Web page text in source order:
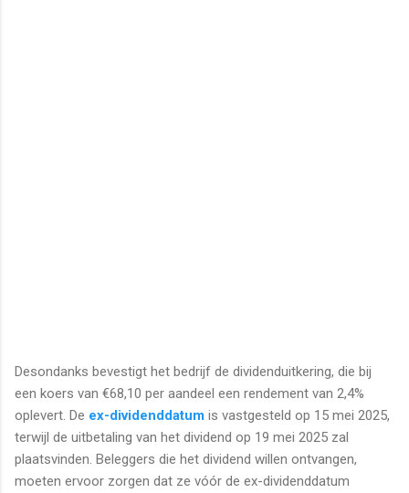
Desondanks bevestigt het bedrijf de dividenduitkering, die bij
een koers van €68,10 per aandeel een rendement van 2,4%
oplevert. De ex-dividenddatum is vastgesteld op 15 mei 2025,
terwijl de uitbetaling van het dividend op 19 mei 2025 zal
plaatsvinden. Beleggers die het dividend willen ontvangen,
moeten ervoor zorgen dat ze vóór de ex-dividenddatum